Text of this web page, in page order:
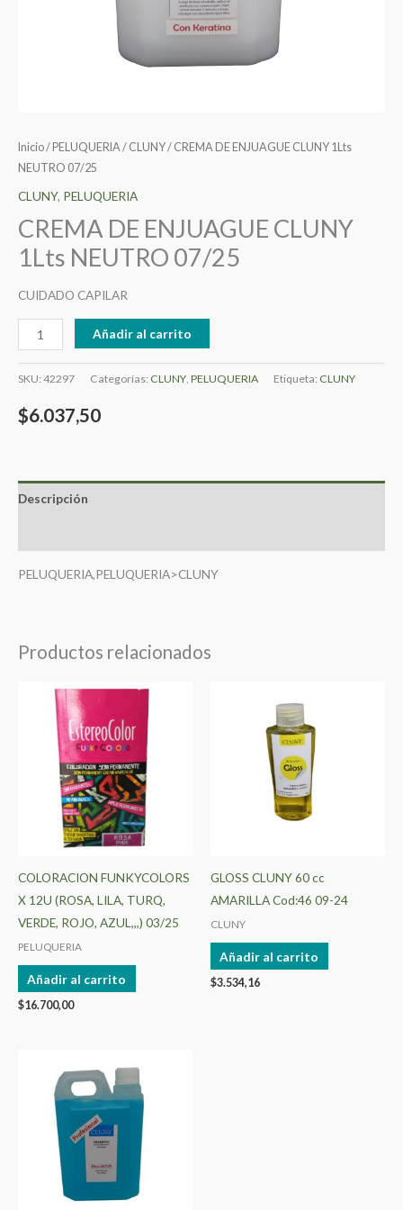
Inicio/ PELUQUERIA/ CLUNY/ CREMA DE ENJUAGUE CLUNY 1Lts
NEUTRO 07/25
CLUNY, PELUQUERIA
CREMA DE ENJUAGUE CLUNY
1Lts NEUTRO 07/25
CUIDADO CAPILAR
Añadir al carrito
SKU: 42297 Categorías: CLUNY PELUQUERIA Etiqueta: CLUNY
$6.037,50
Descripción
PELUQUERIA,PELUQUERIA>CLUNY
Productos relacionados
COLORACION FUNKYCOLORS
X 12U (ROSA, LILA, TURQ,
VERDE, ROJO, AZUL,,,) 03/25
PELUQUERIA
Añadir al carrito
$16.700,00
GLOSS CLUNY 60 cc
AMARILLA Cod:46 09-24
CLUNY
Añadir al carrito
$3.534,16